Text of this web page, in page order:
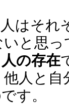
はそれ
と思
存在
人と
。